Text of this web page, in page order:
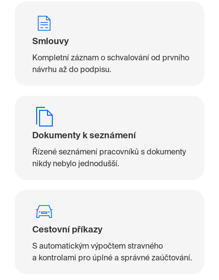
Smlouvy
Kompletní záznam o schvalování od prvního
návrhu až do podpisu.
Dokumenty k seznámení
Řízené seznámení pracovníků s dokumenty
nikdy nebylo jednodušší.
Cestovní příkazy
S automatickým výpočtem stravného
a kontrolami pro úplné a správné zaúčtování.